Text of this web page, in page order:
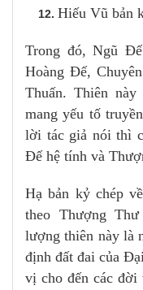
Hiếu Vũ bản
Trong đó, Ngũ
Hoàng Đế,
Thuấn. Thiên
mang yếu tố
lời tác giả nói thì
Đế hệ tính và
Hạ bản kỷ chép
theo Thượng
lượng thiên này là
định đất đai của
vị cho đến các đời